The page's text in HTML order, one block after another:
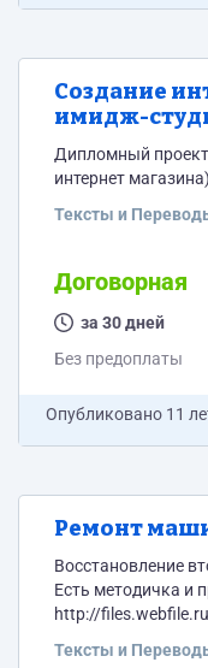
Создание
имидж-
Дипломный проект
интернет магазина)
Тексты и
Договорная
за 30 дней
Без предоплаты
Опубликовано 11
Ремонт
Восстановление
Есть методичка и
http://
Тексты и